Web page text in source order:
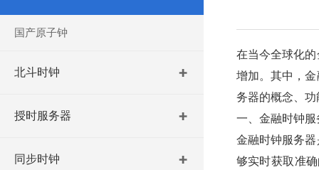
国产原子钟
北斗时钟
授时服务器
同步时钟
在当今全球化
增加。其中，
务器的概念、
一、金融时钟
金融时钟服务
够实时获取准